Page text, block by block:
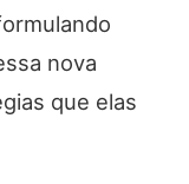
nova
que elas